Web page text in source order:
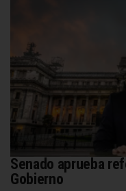
Senado aprueba
Gobierno